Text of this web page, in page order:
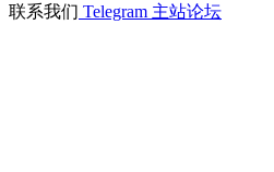
联系我们 Telegram 主站论坛